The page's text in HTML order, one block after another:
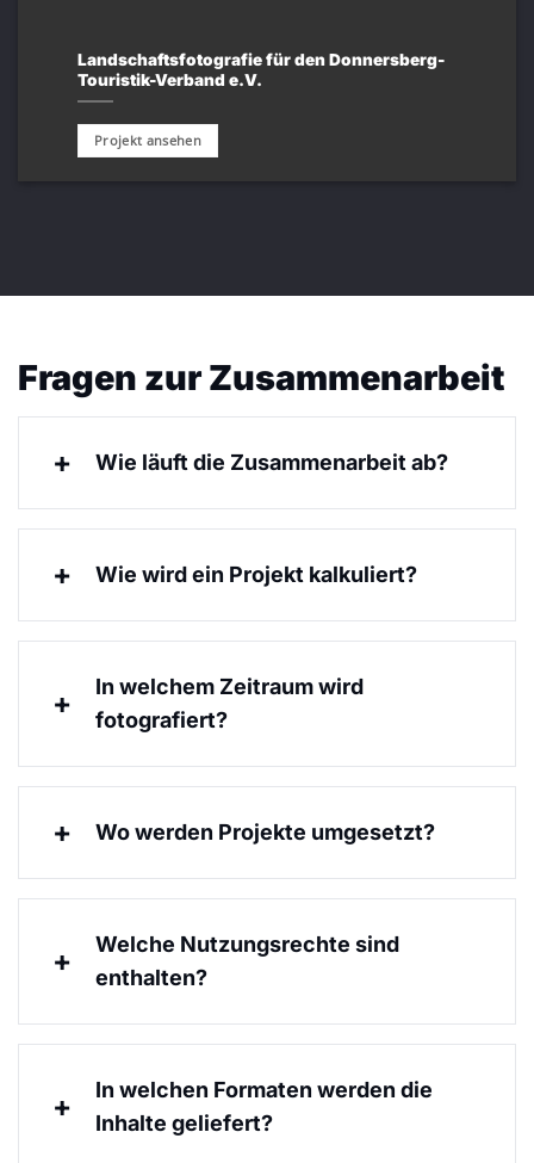
Landschaftsfotografie für den Donnersberg-
Touristik-Verband e.V.
Projekt ansehen
Fragen zur Zusammenarbeit
Wie läuft die Zusammenarbeit ab?
Wie wird ein Projekt kalkuliert?
In welchem Zeitraum wird
fotografiert?
Wo werden Projekte umgesetzt?
Welche Nutzungsrechte sind
enthalten?
In welchen Formaten werden die
Inhalte geliefert?